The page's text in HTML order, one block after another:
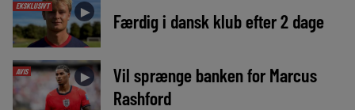
EKSKLUSIVT ► Færdig i dansk klub efter 2 dage
AVIS ►
Vil sprænge banken for Marcus
Rashford